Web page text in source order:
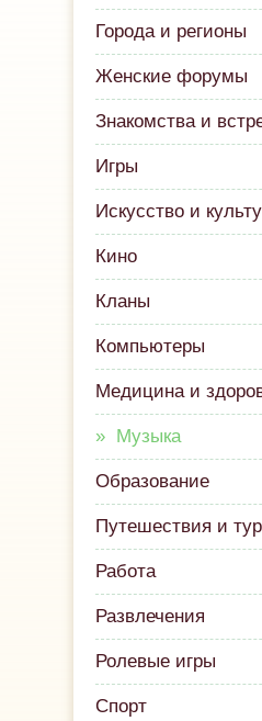
Города и регионы
Женские форумы
Знакомства и
Игры
Искусство и
Кино
Кланы
Компьютеры
Медицина и
Музыка
Образование
Путешествия и
Работа
Развлечения
Ролевые игры
Спорт